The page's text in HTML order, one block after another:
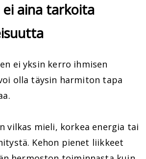
ei aina tarkoita
ei yksin kerro ihmisen
olla täysin harmiton tapa
vilkas mieli, korkea energia tai
Kehon pienet liikkeet